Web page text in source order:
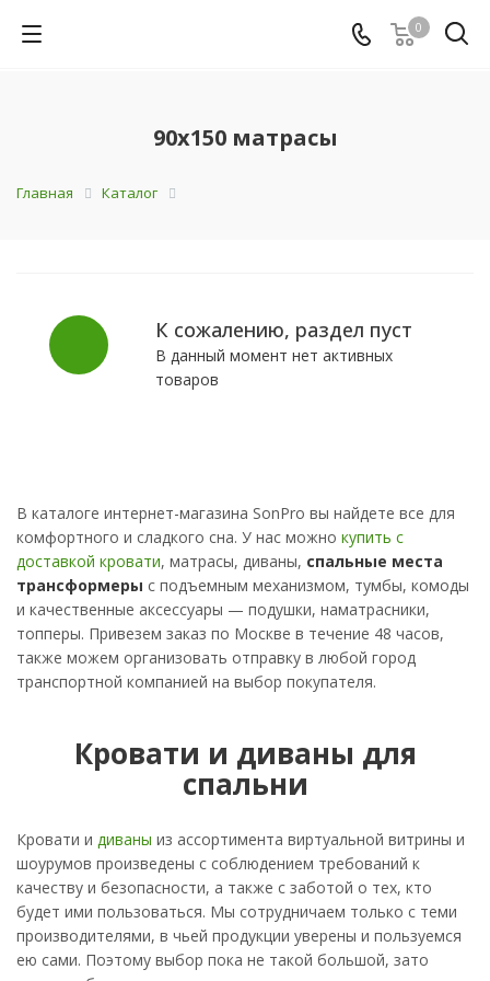
0
90x150 матрасы
Главная Каталог
К сожалению, раздел пуст
В данный момент нет активных
товаров
В каталоге интернет-магазина SonPro вы найдете все для
комфортного и сладкого сна. У нас можно купить с
доставкой кровати, матрасы, диваны, спальные места
трансформеры с подъемным механизмом, тумбы, комоды
и качественные аксессуары — подушки, наматрасники,
топперы. Привезем заказ по Москве в течение 48 часов,
также можем организовать отправку в любой город
транспортной компанией на выбор покупателя.
Кровати и диваны для
спальни
Кровати и диваны из ассортимента виртуальной витрины и
шоурумов произведены с соблюдением требований к
качеству и безопасности, а также с заботой о тех, кто
будет ими пользоваться. Мы сотрудничаем только с теми
производителями, в чьей продукции уверены и пользуемся
ею сами. Поэтому выбор пока не такой большой, зато